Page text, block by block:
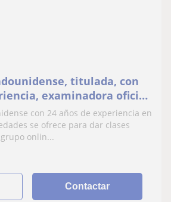
titulada, con
examinadora oficial,
con 24 años de experiencia en
se ofrece para dar clases
onlin...
Contactar